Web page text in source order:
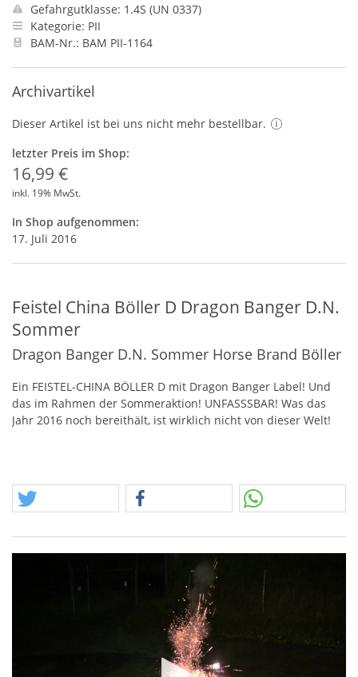
Gefahrgutklasse: 1.4S (UN 0337)
Kategorie: PII
BAM-Nr.: BAM PII-1164
Archivartikel
Dieser Artikel ist bei uns nicht mehr bestellbar.
letzter Preis im Shop:
16,99 €
inkl. 19% MwSt.
In Shop aufgenommen:
17. Juli 2016
Feistel China Böller D Dragon Banger D.N.
Sommer
Dragon Banger D.N. Sommer Horse Brand Böller
Ein FEISTEL -CHINA BÖLLER D mit Dragon Banger Label! Und
das im Rahmen der Sommeraktion! UNFASSSBAR! Was das
Jahr 2016 noch bereithält, ist wirklich nicht von dieser Welt!